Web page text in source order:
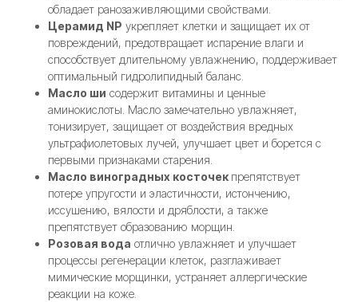
обладает ранозаживляющими свойствами.
Церамид NP укрепляет клетки и защищает их от
повреждений, предотвращает испарение влаги и
способствует длительному увлажнению, поддерживает
оптимальный гидролипидный баланс.
Масло ши содержит витамины и ценные
аминокислоты. Масло замечательно увлажняет,
тонизирует, защищает от воздействия вредных
ультрафиолетовых лучей, улучшает цвет и борется с
первыми признаками старения.
Масло виноградных косточек препятствует
потере упругости и эластичности, истончению,
иссушению, вялости и дряблости, а также
препятствует образованию морщин.
Розовая вода отлично увлажняет и улучшает
процессы регенерации клеток, разглаживает
мимические морщинки, устраняет аллергические
реакции на коже.